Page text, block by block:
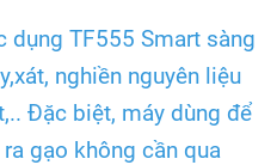
dụng TF555 Smart sàng
nghiền nguyên liệu
Đặc biệt, máy dùng để
gạo không cần qua